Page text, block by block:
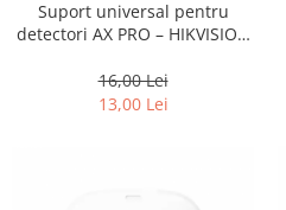
Suport universal pentru
detectori AX PRO – HIKVISION
16,00 Lei
13,00 Lei